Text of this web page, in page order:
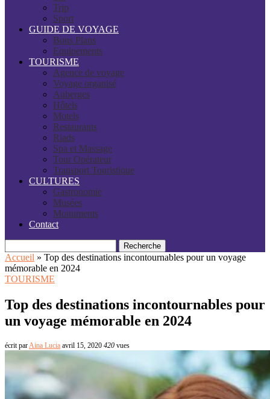
Trip
Sport
GUIDE DE VOYAGE
Bons Plans
Equipements
TOURISME
Agence de voyage
Voyage organisé
Auberges
Hôtels
Motels
Restaurants
Riads
Spa et Massage
Tour Opérateur
Transport Touristique
CULTURES
Gastronomie
Musées
Monuments
Contact
Recherche
Accueil » Top des destinations incontournables pour un voyage
mémorable en 2024
TOURISME
Top des destinations incontournables pour
un voyage mémorable en 2024
écrit parAina Lucia avril 15, 2020 420 vues